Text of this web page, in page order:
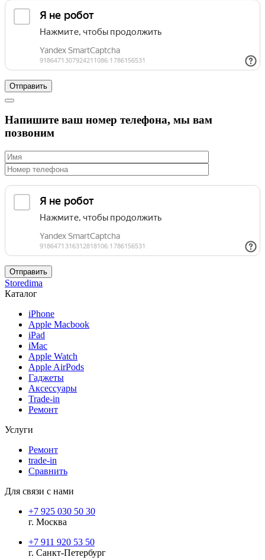
Напишите ваш номер телефона, мы вам
позвоним
Storedima
Каталог
iPhone
Apple Macbook
iPad
iMac
Apple Watch
Apple AirPods
Гаджеты
Аксессуары
Trade-in
Ремонт
Услуги
Ремонт
trade-in
Сравнить
Для связи с нами
+7 925 030 50 30
г. Москва
+7 911 920 53 50
г. Санкт-Петербург